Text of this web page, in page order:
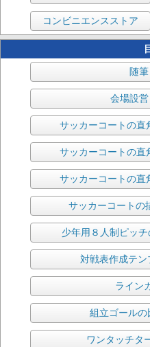
コンビニエンスストア
随
会場設
サッカーコートの直
サッカーコートの直
サッカーコートの直
サッカーコートの
少年用８人制ピッチ
対戦表作成テン
ライン
組立ゴールの
ワンタッチタ